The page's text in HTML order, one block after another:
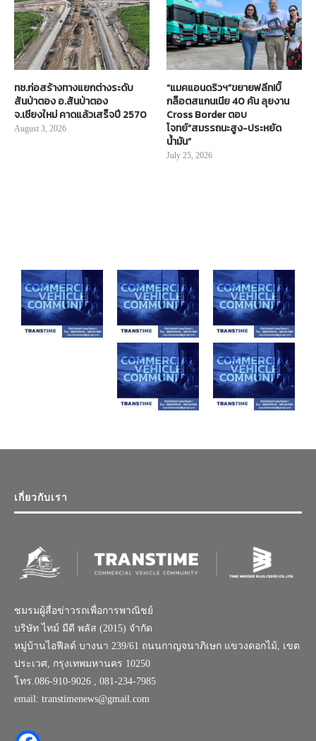
ทช.ก่อสร้างทางแยกต่างระดับ
สันป่าตอง อ.สันป่าตอง
จ.เชียงใหม่ คาดแล้วเสร็จปี 2570
August 3, 2026
“แมคแอนดริวฯ”ขยายฟลีท!บิ๊
กล็อตสแกนเนีย 40 คัน ลุยงาน
Cross Border ตอบ
โจทย์“สมรรถนะสูง-ประหยัด
น้ำมัน”
July 25, 2026
เกี่ยวกับเรา
ชมรมผู้สื่อข่าวรถเพื่อการพาณิชย์
บริษัท ไทม์ มีดี พลัส (2015) จำกัด
หมู่บ้านไอฟีลด์ บางนา 239/61 ถนนกาญจนาภิเษก แขวงดอกไม้, เขต
ประเวศ, กรุงเทพมหานคร 10250
โทร.086-910-9026 , 081-234-7985
email: transtimenews@gmail.com